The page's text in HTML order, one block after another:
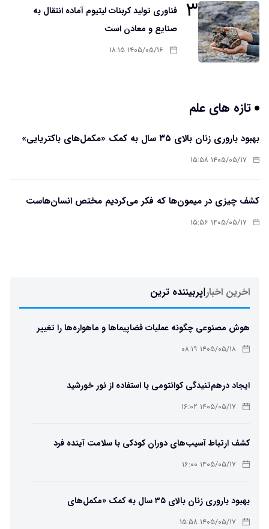
۳
فناوری تولید کربنات لیتیوم آماده انتقال به
صنایع و معادن است
۱۴۰۵/۰۵/۱۶ ۱۸:۱۵
تازه های علم
بهبود باروری زنان بالای ۳۵ سال به کمک «مکمل‌های باکتریایی»
۱۴۰۵/۰۵/۱۷ ۱۵:۵۸
کشف چیزی در میمون‌ها که فکر می‌کردیم مختص انسان‌هاست
۱۴۰۵/۰۵/۱۷ ۱۵:۵۶
اخرین اخبار|پربیننده ترین
هوش مصنوعی چگونه عملیات فضاپیماها و ماهواره‌ها را تغییر
می‌دهد؟
۱۴۰۵/۰۵/۱۸ ۰۸:۱۹
ایجاد درهم‌تنیدگی کوانتومی با استفاده از نور خورشید
۱۴۰۵/۰۵/۱۷ ۱۶:۰۲
کشف ارتباط آسیب‌های دوران کودکی با سلامت آینده فرد
۱۴۰۵/۰۵/۱۷ ۱۶:۰۰
بهبود باروری زنان بالای ۳۵ سال به کمک «مکمل‌های
باکتریایی»
۱۴۰۵/۰۵/۱۷ ۱۵:۵۸